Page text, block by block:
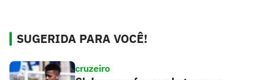
SUGERIDA PARA VOCÊ!
cruzeiro